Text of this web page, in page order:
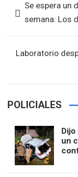
o
o
k
de Se espera un
semana: Los
Laboratorio
POLICIALES
un